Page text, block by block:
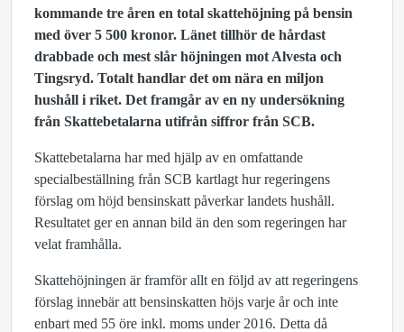
kommande tre åren en total skattehöjning på bensin
med över 5 500 kronor. Länet tillhör de hårdast
drabbade och mest slår höjningen mot Alvesta och
Tingsryd. Totalt handlar det om nära en miljon
hushåll i riket. Det framgår av en ny undersökning
från Skattebetalarna utifrån siffror från SCB.
Skattebetalarna har med hjälp av en omfattande
specialbeställning från SCB kartlagt hur regeringens
förslag om höjd bensinskatt påverkar landets hushåll.
Resultatet ger en annan bild än den som regeringen har
velat framhålla.
Skattehöjningen är framför allt en följd av att regeringens
förslag innebär att bensinskatten höjs varje år och inte
enbart med 55 öre inkl. moms under 2016. Detta då